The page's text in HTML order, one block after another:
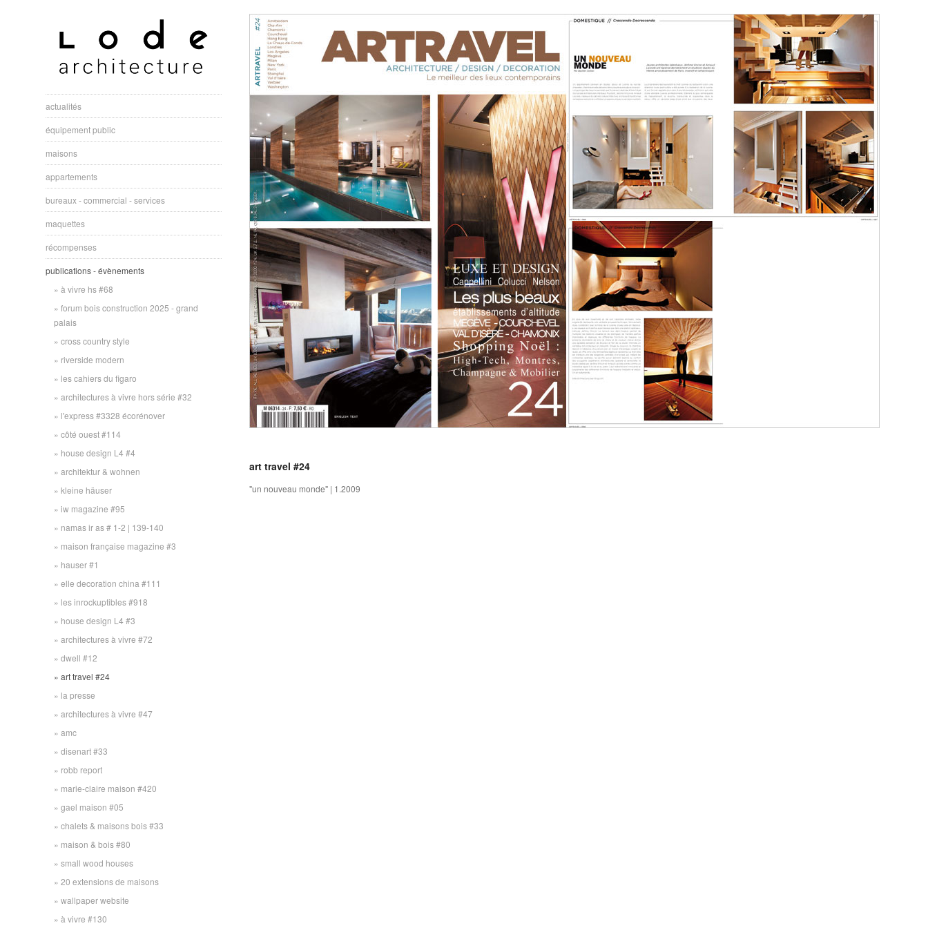
actualités
équipement public
maisons
appartements
bureaux - commercial - services
maquettes
récompenses
publications - évènements
à vivre hs #68
forum bois construction 2025 - grand
palais
cross country style
riverside modern
les cahiers du figaro
architectures à vivre hors série #32
l'express #3328 écorénover
côté ouest #114
house design L4 #4
architektur & wohnen
kleine häuser
iw magazine #95
namas ir as # 1-2 | 139-140
maison française magazine #3
hauser #1
elle decoration china #111
les inrockuptibles #918
house design L4 #3
architectures à vivre #72
dwell #12
art travel #24
la presse
architectures à vivre #47
amc
disenart #33
robb report
marie-claire maison #420
gael maison #05
chalets & maisons bois #33
maison & bois #80
small wood houses
20 extensions de maisons
wallpaper website
à vivre #130
art travel #24
"un nouveau monde" | 1.2009